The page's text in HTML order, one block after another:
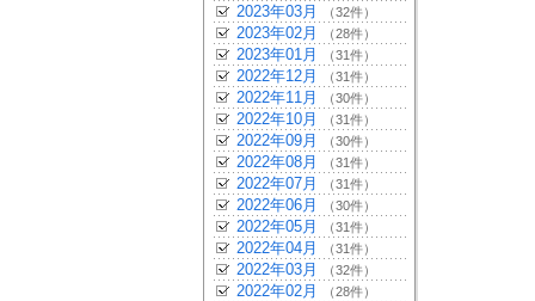
2023年03月 （32件）
2023年02月 （28件）
2023年01月 （31件）
2022年12月 （31件）
2022年11月 （30件）
2022年10月 （31件）
2022年09月 （30件）
2022年08月 （31件）
2022年07月 （31件）
2022年06月 （30件）
2022年05月 （31件）
2022年04月 （31件）
2022年03月 （32件）
2022年02月 （28件）